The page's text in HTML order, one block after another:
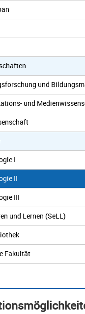
und
und
I
II
III
und Lernen (SeLL)
Fakultät